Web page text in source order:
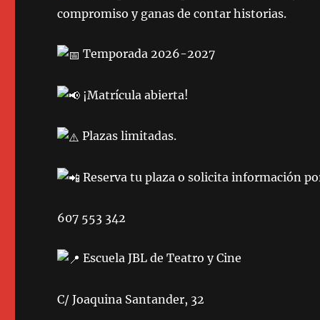
compromiso y ganas de contar historias.
Temporada 2026-2027
¡Matrícula abierta!
Plazas limitadas.
Reserva tu plaza o solicita información
607 553 342
Escuela JBL de Teatro y Cine
C/ Joaquina Santander, 32